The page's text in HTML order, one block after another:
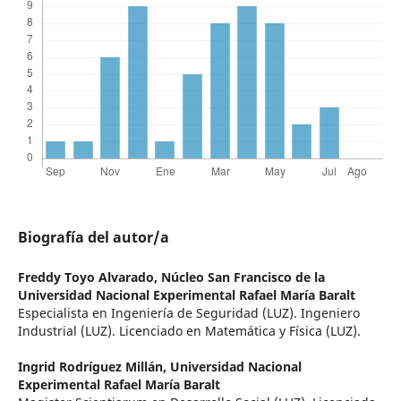
Biografía del autor/a
Freddy Toyo Alvarado, Núcleo San Francisco de la
Universidad Nacional Experimental Rafael María Baralt
Especialista en Ingeniería de Seguridad (LUZ). Ingeniero
Industrial (LUZ). Licenciado en Matemática y Física (LUZ).
Ingrid Rodríguez Millán, Universidad Nacional
Experimental Rafael María Baralt